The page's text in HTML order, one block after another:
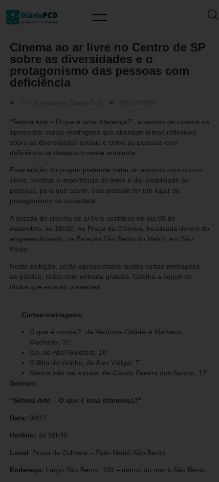
Cinema ao ar livre no Centro de SP
sobre as diversidades e o
protagonismo das pessoas com
deficiência
“Sétima Arte – O que é uma diferença?”, a sessão de cinema irá
apresentar curtas-metragens que abordam temas reflexivos
sobre as diversidades sociais e como as pessoas com
deficiência se destacam nesse ambiente.
Essa edição do projeto pretende tratar do assunto com outros
olhos: mostrar a importância do tema e dar visibilidade às
pessoas, para que assim, elas possam ter um lugar de
protagonismo na sociedade.
A sessão de cinema ao ar livre acontece no dia 08 de
dezembro, às 18h30, na Praça da Colmeia, localizada dentro do
empreendimento, na Estação São Bento do Metrô, em São
Paulo.
Nesta exibição, serão apresentados quatro curtas-metragens
ao público, todos com entrada gratuita. Confira a seguir os
títulos que estarão presentes:
Curtas-metragens:
O que é normal?, de Verônica Gabriel e Matheus
Machado, 31′
Ian, de Abel Goldfarb, 10′
O filho do vizinho, de Alex Vidigal, 7′
Marina não vai à praia, de Cássio Pereira dos Santos, 17′
Serviço:
“Sétima Arte – O que é uma diferença?”
Data: 08/12
Horário: às 18h30
Local: Praça da Colmeia – Pátio Metrô São Bento
Endereço: Largo São Bento, 109 – dentro do metrô São Bento